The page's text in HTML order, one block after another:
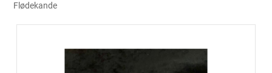
Flødekande